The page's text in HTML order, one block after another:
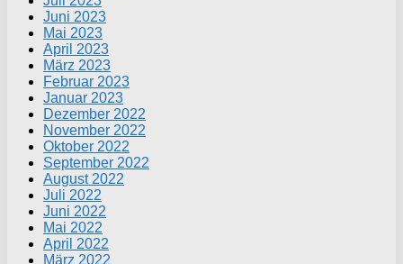
Juni 2023
Mai 2023
April 2023
März 2023
Februar 2023
Januar 2023
Dezember 2022
November 2022
Oktober 2022
September 2022
August 2022
Juli 2022
Juni 2022
Mai 2022
April 2022
März 2022